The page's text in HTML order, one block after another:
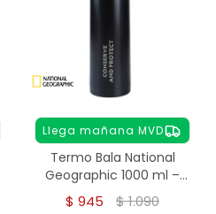
Llega mañana MVD
Termo Bala National
Geographic 1000 ml –
Acero Inoxidable - NEGRO
$ 945 $1.090